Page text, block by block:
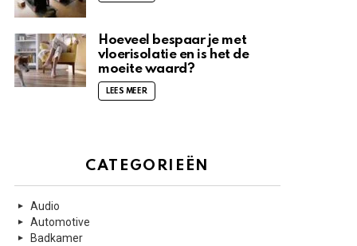
Hoeveel bespaar je met
vloerisolatie en is het de
moeite waard?
LEES MEER
CATEGORIEËN
Audio
Automotive
Badkamer